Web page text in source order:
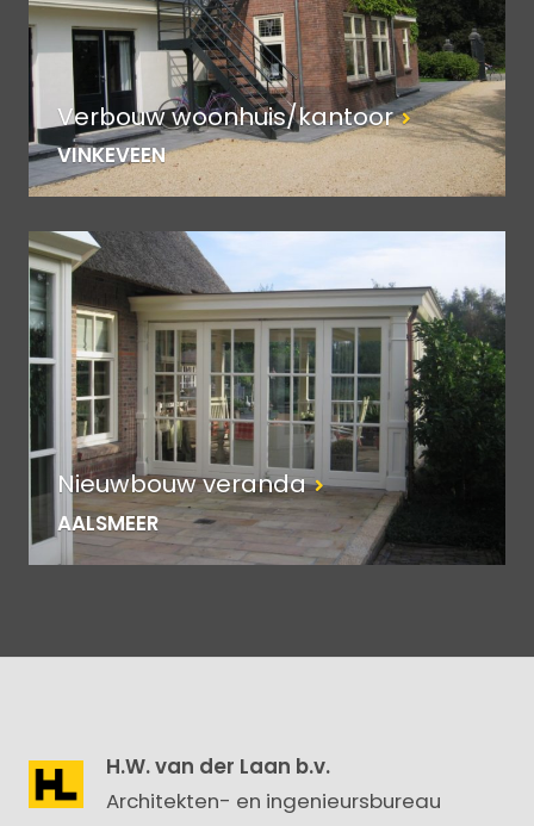
Verbouw woonhuis/kantoor
VINKEVEEN
Nieuwbouw veranda
AALSMEER
H.W. van der Laan b.v.
Architekten- en ingenieursbureau